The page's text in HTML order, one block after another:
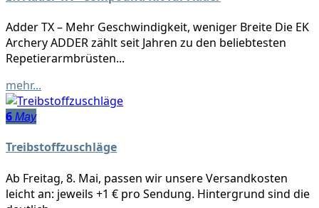
Adder TX – Mehr Geschwindigkeit, weniger Breite Die EK
Archery ADDER zählt seit Jahren zu den beliebtesten
Repetierarmbrüsten...
mehr...
6 May
Treibstoffzuschläge
Ab Freitag, 8. Mai, passen wir unsere Versandkosten
leicht an: jeweils +1 € pro Sendung. Hintergrund sind die